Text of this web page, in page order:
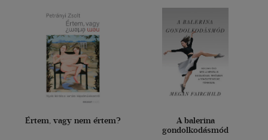
Értem, vagy nem értem?
A balerina
gondolkodásmód